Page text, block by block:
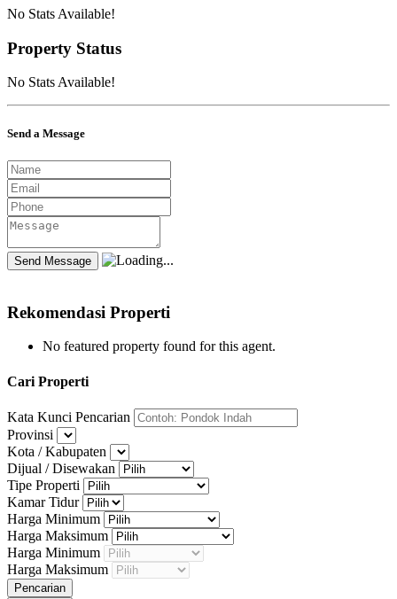
No Stats Available!
Property Status
No Stats Available!
Send a Message
Rekomendasi Properti
No featured property found for this agent.
Cari Properti
Kata Kunci Pencarian
Provinsi
Kota / Kabupaten
Dijual / Disewakan
Tipe Properti
Kamar Tidur
Harga Minimum
Harga Maksimum
Harga Minimum
Harga Maksimum